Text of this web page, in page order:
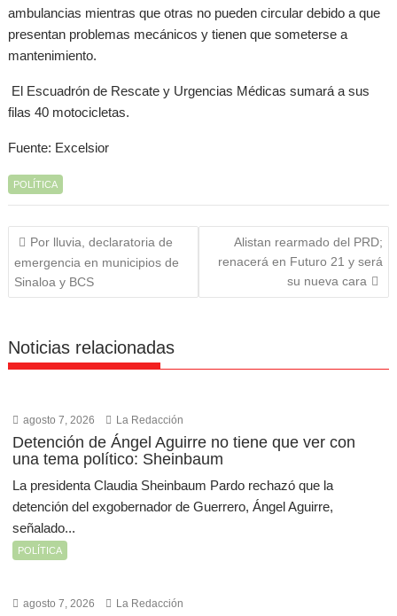
ambulancias mientras que otras no pueden circular debido a que
presentan problemas mecánicos y tienen que someterse a
mantenimiento.
El Escuadrón de Rescate y Urgencias Médicas sumará a sus
filas 40 motocicletas.
Fuente: Excelsior
POLÍTICA
Navegación
de
entradas
Por lluvia, declaratoria de
emergencia en municipios de
Sinaloa y BCS
Alistan rearmado del PRD;
renacerá en Futuro 21 y será
su nueva cara
Noticias relacionadas
agosto 7, 2026 La Redacción
Detención de Ángel Aguirre no tiene que ver con
una tema político: Sheinbaum
La presidenta Claudia Sheinbaum Pardo rechazó que la
detención del exgobernador de Guerrero, Ángel Aguirre,
señalado...
POLÍTICA
agosto 7, 2026 La Redacción